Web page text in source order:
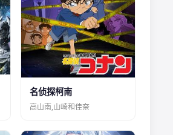
名侦探柯南
高山南,山崎和佳奈